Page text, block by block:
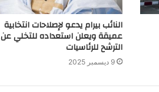
النائب بيرام يدعو لإصلاحات انتخابية
عميقة ويعلن استعداده للتخلي عن
الترشح للرئاسيات
9 ديسمبر 2025